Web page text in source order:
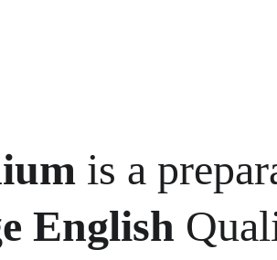
is a
English